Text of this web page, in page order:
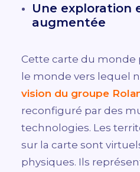
Une exploration
augmentée
Cette carte du monde
le monde vers lequel
vision du groupe
reconfiguré par des
technologies. Les
sur la carte sont
physiques. Ils